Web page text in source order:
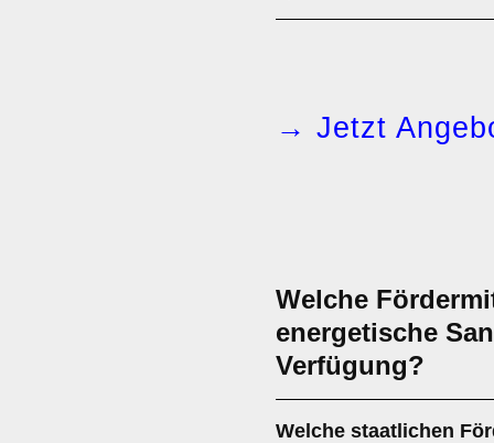
→ Jetzt
Welche
energetische
Verfügung?
Welche staatlichen